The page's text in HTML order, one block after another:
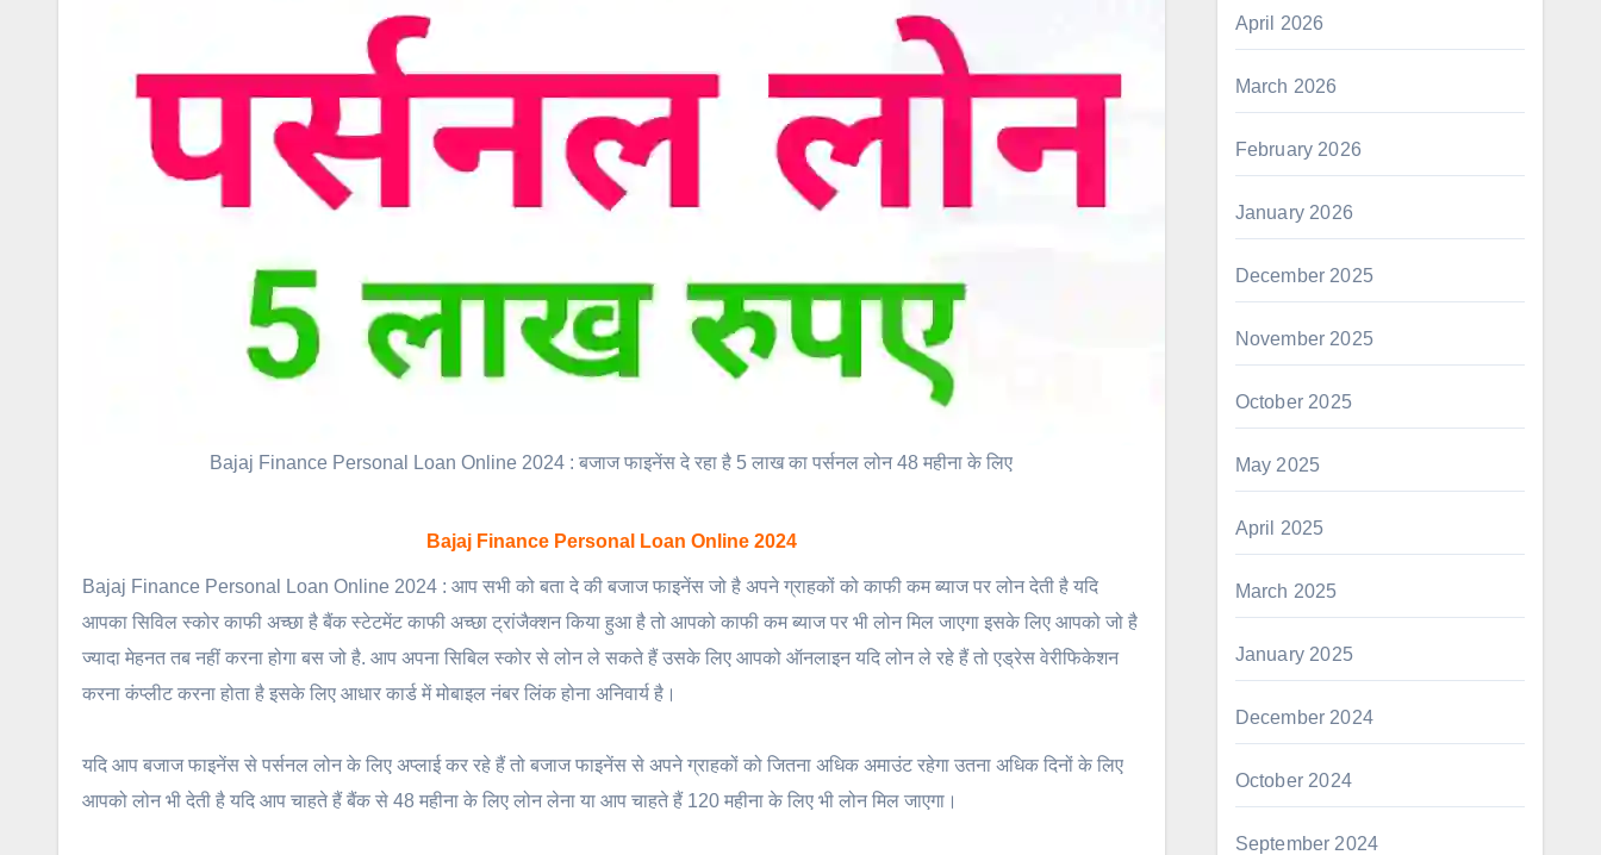
Bajaj Finance Personal Loan Online 2024 : बजाज फाइनेंस दे रहा है 5 लाख का पर्सनल लोन 48 महीना के लिए
Bajaj Finance Personal Loan Online 2024
Bajaj Finance Personal Loan Online 2024 : आप सभी को बता दे की बजाज फाइनेंस जो है अपने ग्राहकों को काफी कम ब्याज पर लोन देती है यदि
आपका सिविल स्कोर काफी अच्छा है बैंक स्टेटमेंट काफी अच्छा ट्रांजैक्शन किया हुआ है तो आपको काफी कम ब्याज पर भी लोन मिल जाएगा इसके लिए आपको जो है
ज्यादा मेहनत तब नहीं करना होगा बस जो है. आप अपना सिबिल स्कोर से लोन ले सकते हैं उसके लिए आपको ऑनलाइन यदि लोन ले रहे हैं तो एड्रेस वेरीफिकेशन
करना कंप्लीट करना होता है इसके लिए आधार कार्ड में मोबाइल नंबर लिंक होना अनिवार्य है।
यदि आप बजाज फाइनेंस से पर्सनल लोन के लिए अप्लाई कर रहे हैं तो बजाज फाइनेंस से अपने ग्राहकों को जितना अधिक अमाउंट रहेगा उतना अधिक दिनों के लिए
आपको लोन भी देती है यदि आप चाहते हैं बैंक से 48 महीना के लिए लोन लेना या आप चाहते हैं 120 महीना के लिए भी लोन मिल जाएगा।
April 2026
March 2026
February 2026
January 2026
December 2025
November 2025
October 2025
May 2025
April 2025
March 2025
January 2025
December 2024
October 2024
September 2024